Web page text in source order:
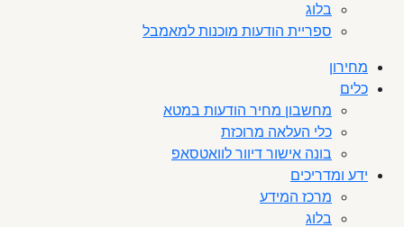
בלוג
ספריית הודעות מוכנות למאמבל
מחירון
כלים
מחשבון מחיר הודעות במטא
כלי העלאה מרוכזת
בונה אישור דיוור לוואטסאפ
ידע ומדריכים
מרכז המידע
בלוג